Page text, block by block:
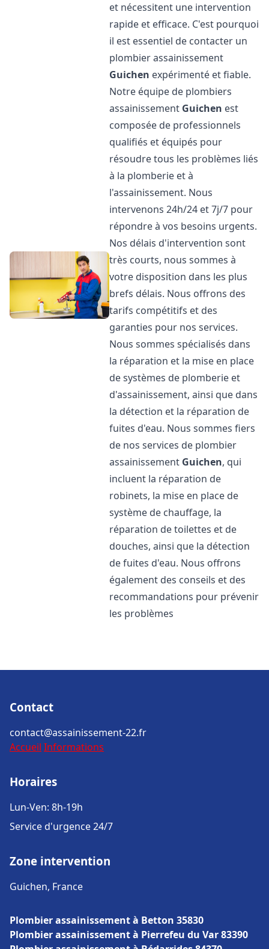
et nécessitent une intervention
rapide et efficace. C'est pourquoi
il est essentiel de contacter un
plombier assainissement
Guichen expérimenté et fiable.
Notre équipe de plombiers
assainissement Guichen est
composée de professionnels
qualifiés et équipés pour
résoudre tous les problèmes liés
à la plomberie et à
l'assainissement. Nous
intervenons 24h/24 et 7j/7 pour
répondre à vos besoins urgents.
Nos délais d'intervention sont
très courts, nous sommes à
votre disposition dans les plus
brefs délais. Nous offrons des
tarifs compétitifs et des
garanties pour nos services.
Nous sommes spécialisés dans
la réparation et la mise en place
de systèmes de plomberie et
d'assainissement, ainsi que dans
la détection et la réparation de
fuites d'eau. Nous sommes fiers
de nos services de plombier
assainissement Guichen, qui
incluent la réparation de
robinets, la mise en place de
système de chauffage, la
réparation de toilettes et de
douches, ainsi que la détection
de fuites d'eau. Nous offrons
également des conseils et des
recommandations pour prévenir
les problèmes
Contact
contact@assainissement-22.fr
Accueil Informations
Horaires
Lun-Ven: 8h-19h
Service d'urgence 24/7
Zone intervention
Guichen, France
Plombier assainissement à Betton 35830
Plombier assainissement à Pierrefeu du Var 83390